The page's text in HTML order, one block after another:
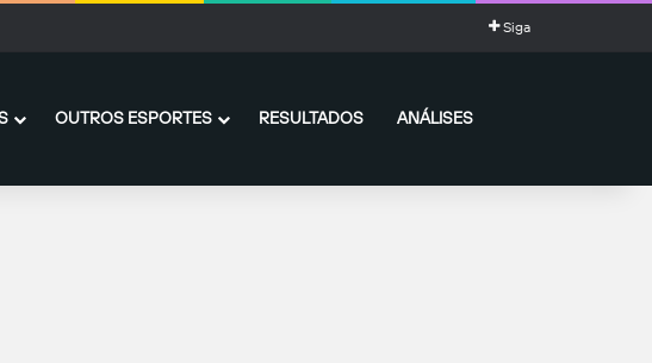
Siga
OUTROS ESPORTES RESULTADOS ANÁLISES